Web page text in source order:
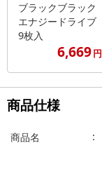
ブラックブラック
エナジードライブ
9枚入
6,669円
商品仕様
商品名